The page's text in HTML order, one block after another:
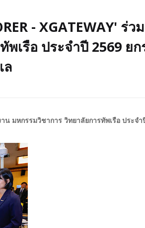
- XGATEWAY' ร่ว
เรือ ประจำปี 2569 ย
ล
น มหกรรมวิชาการ วิทยาลัยการทัพเรือ ประจ